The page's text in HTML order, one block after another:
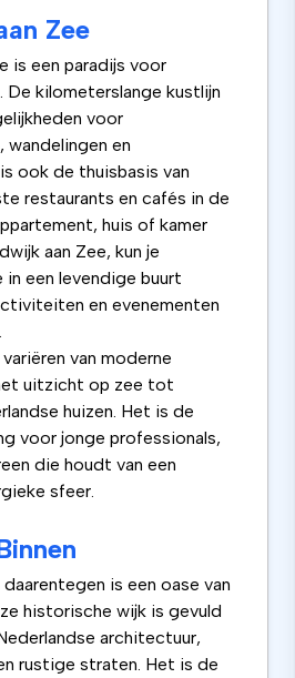
Zee
is een paradijs voor
De kilometerslange kustlijn
voor
en
ook de thuisbasis van
restaurants en cafés in de
huis of kamer
aan Zee, kun je
een levendige buurt
en evenementen
van moderne
uitzicht op zee tot
huizen. Het is de
voor jonge professionals,
die houdt van een
sfeer.
is een oase van
historische wijk is gevuld
architectuur,
rustige straten. Het is de